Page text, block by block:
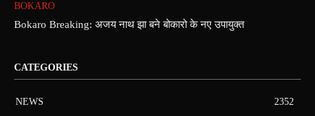
BOKARO
Bokaro Breaking: अजय नाथ झा बने बोकारो के नए उपायुक्त
CATEGORIES
NEWS 2352